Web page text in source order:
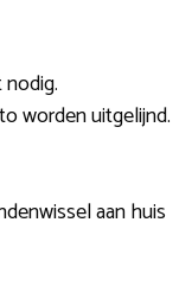
worden uitgelijnd.
aan huis